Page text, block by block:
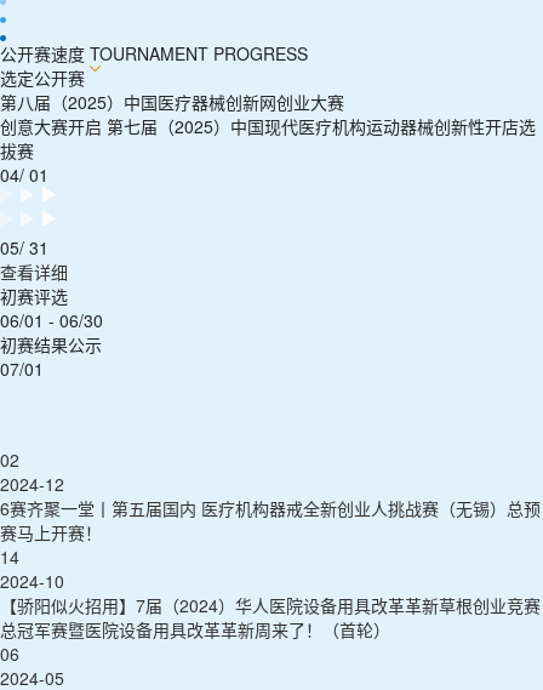
公开赛速度 TOURNAMENT PROGRESS
选定公开赛
第八届（2025）中国医疗器械创新网创业大赛
创意大赛开启 第七届（2025）中国现代医疗机构运动器械创新性开店选
拔赛
04/ 01
05/ 31
查看详细
初赛评选
06/01 - 06/30
初赛结果公示
07/01